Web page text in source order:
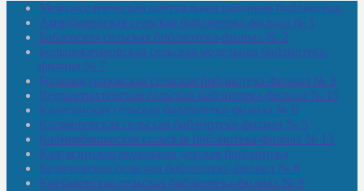
Межпоселенческая центральная районная библиотека
Амзибашевская сельская библиотека-филиал № 1
Бабаевская сельская библиотека-филиал № 2
Большекачаковская сельская модельная библиотека-
филиал № 7
Большекуразовская сельская библиотека-филиал № 3
Верхнетыхтемская сельская библиотека-филиал № 15
Калегинская сельская библиотека-филиал № 6
Калмашевская сельская библиотека-филиал № 5
Калмиябашевская сельская библиотека-филиал № 13
Калтасинская модельная детская библиотека
Кельтеевская сельская библиотека-филиал № 8
Киебаковская сельская библиотека-филиал № 9